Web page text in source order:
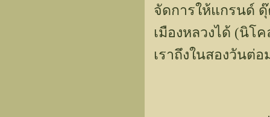
จัดการให้แกรนด์
เมืองหลวงได้ (นิโ
เราถึงในสองวันต่อ